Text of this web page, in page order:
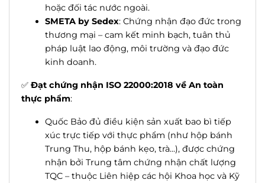
hoặc đối tác nước ngoài.
SMETA by Sedex: Chứng nhận đạo đức trong
thương mại – cam kết minh bạch, tuân thủ
pháp luật lao động, môi trường và đạo đức
kinh doanh.
✅ Đạt chứng nhận ISO 22000:2018 về An toàn
thực phẩm:
Quốc Bảo đủ điều kiện sản xuất bao bì tiếp
xúc trực tiếp với thực phẩm (như hộp bánh
Trung Thu, hộp bánh kẹo, trà...), được chứng
nhận bởi Trung tâm chứng nhận chất lượng
TQC – thuộc Liên hiệp các hội Khoa học và Kỹ